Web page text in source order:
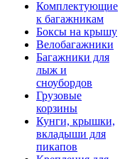
Комплектующие
к багажникам
Боксы на крышу
Велобагажники
Багажники для
лыж и
сноубордов
Грузовые
корзины
Кунги, крышки,
вкладыши для
пикапов